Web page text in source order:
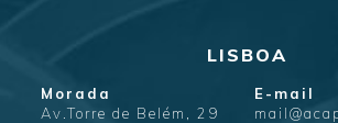
LISBOA
Morada
Av.Torre de Belém, 29
E-mail